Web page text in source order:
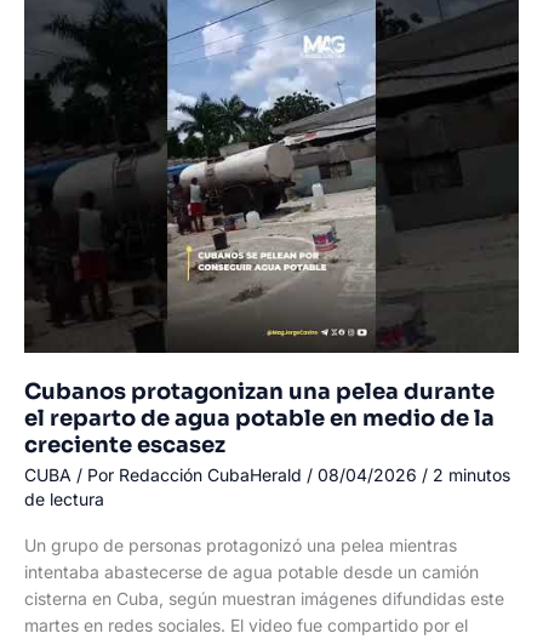
dispara
Cuba
alcanza
hasta
6.000
pesos
por
Cubanos protagonizan una pelea durante
el reparto de agua potable en medio de la
creciente escasez
CUBA / Por Redacción CubaHerald / 08/04/2026 / 2 minutos
de lectura
Un grupo de personas protagonizó una pelea mientras
intentaba abastecerse de agua potable desde un camión
cisterna en Cuba, según muestran imágenes difundidas este
martes en redes sociales. El video fue compartido por el